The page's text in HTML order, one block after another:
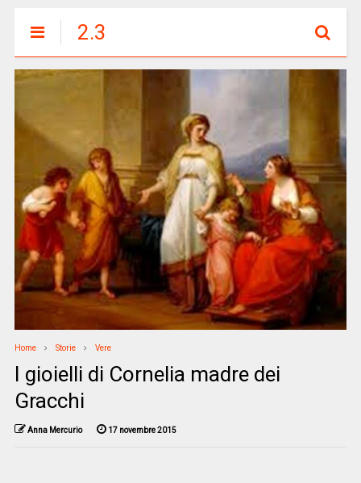
2.3
Home Storie Vere
I gioielli di Cornelia madre dei
Gracchi
Anna Mercurio 17 novembre 2015